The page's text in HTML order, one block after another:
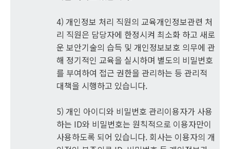
4) 개인정보 처리 직원의 교육개인정보관련 처
리 직원은 담당자에 한정시켜 최소화 하고 새로
운 보안기술의 습득 및 개인정보보호 의무에 관
해 정기적인 교육을 실시하며 별도의 비밀번호
를 부여하여 접근 권한을 관리하는 등 관리적
대책을 시행하고 있습니다.
5) 개인 아이디와 비밀번호 관리이용자가 사용
하는 ID와 비밀번호는 원칙적으로 이용자만이
사용하도록 되어 있습니다. 회사는 이용자의 개